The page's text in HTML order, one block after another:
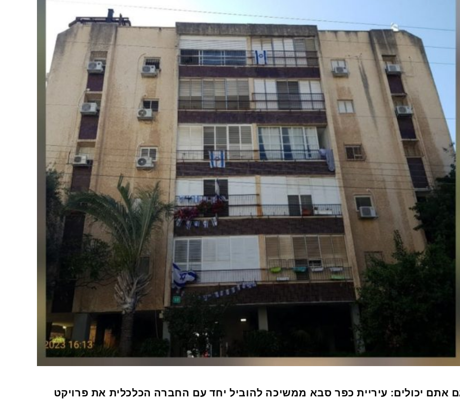
אתם יכולים: עיריית כפר סבא ממשיכה להוביל יחד עם החברה הכלכלית את פרויקט